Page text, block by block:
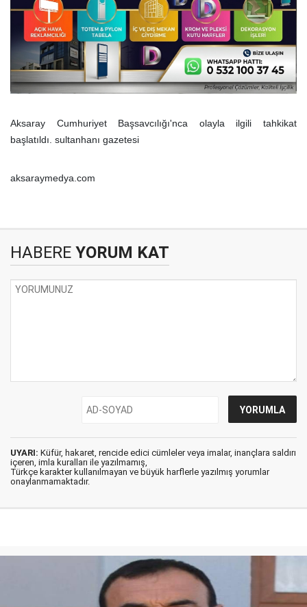
Aksaray Cumhuriyet Başsavcılığı'nca olayla ilgili tahkikat
başlatıldı. sultanhanı gazetesi
aksaraymedya.com
HABERE YORUM KAT
UYARI: Küfür, hakaret, rencide edici cümleler veya imalar, inançlara saldırı
içeren, imla kuralları ile yazılmamış,
Türkçe karakter kullanılmayan ve büyük harflerle yazılmış yorumlar
onaylanmamaktadır.